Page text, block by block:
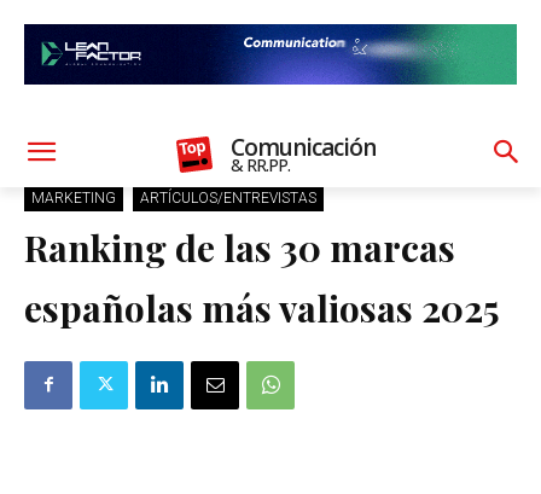
Comunicación
& RR.PP.
MARKETING ARTÍCULOS/ENTREVISTAS
Ranking de las 30 marcas
españolas más valiosas 2025